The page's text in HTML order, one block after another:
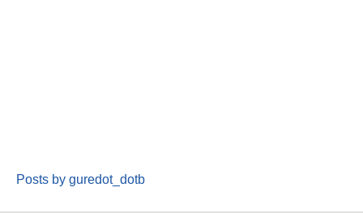
Posts by guredot_dotb